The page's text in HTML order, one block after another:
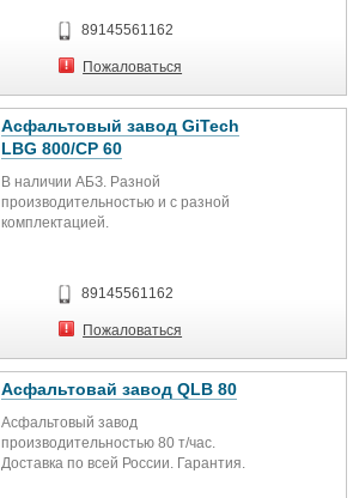
89145561162
Пожаловаться
Асфальтовый завод GiTech
LBG 800/СР 60
В наличии АБЗ. Разной
производительностью и с разной
комплектацией.
89145561162
Пожаловаться
Асфальтовай завод QLB 80
Асфальтовый завод
производительностью 80 т/час.
Доставка по всей России. Гарантия.